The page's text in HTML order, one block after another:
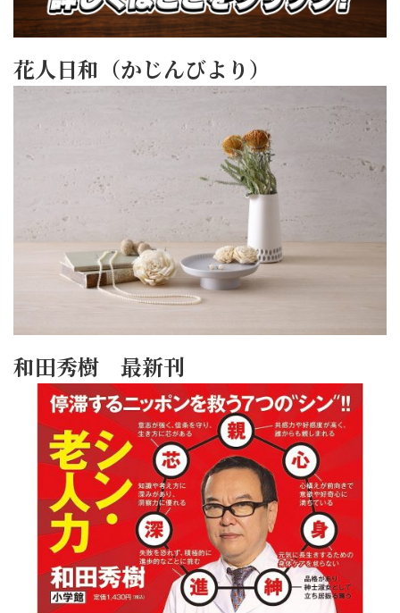
花人日和（かじんびより）
和田秀樹 最新刊